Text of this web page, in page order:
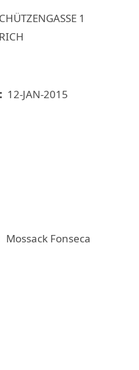
1
12-JAN-2015
Mossack Fonseca